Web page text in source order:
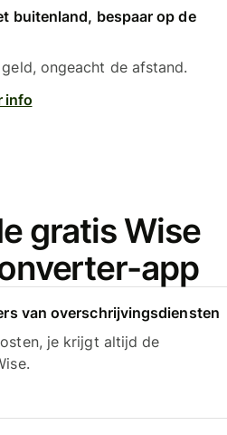
buitenland, bespaar op de
ongeacht de afstand.
info
gratis Wise
app
van overschrijvingsdiensten
je krijgt altijd de